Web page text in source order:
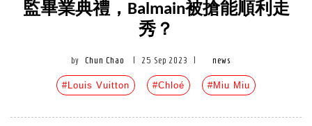
監畢業典禮，Balmain被搶能順利走
秀？
by Chun Chao 25 Sep 2023 news
#Louis Vuitton #Chloé #Miu Miu